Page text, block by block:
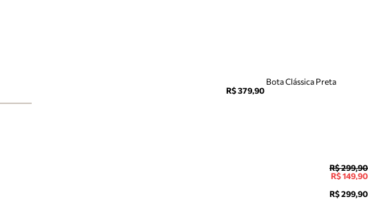
R$ 379,90
Bota Clássica Preta
R$ 299,90
R$ 149,90
R$ 299,90